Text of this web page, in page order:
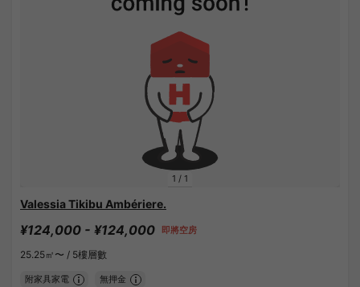
1 / 1
Valessia Tikibu Ambériere.
¥124,000 - ¥124,000 即將空房
25.25㎡〜 / 5樓層數
附家具家電 無押金